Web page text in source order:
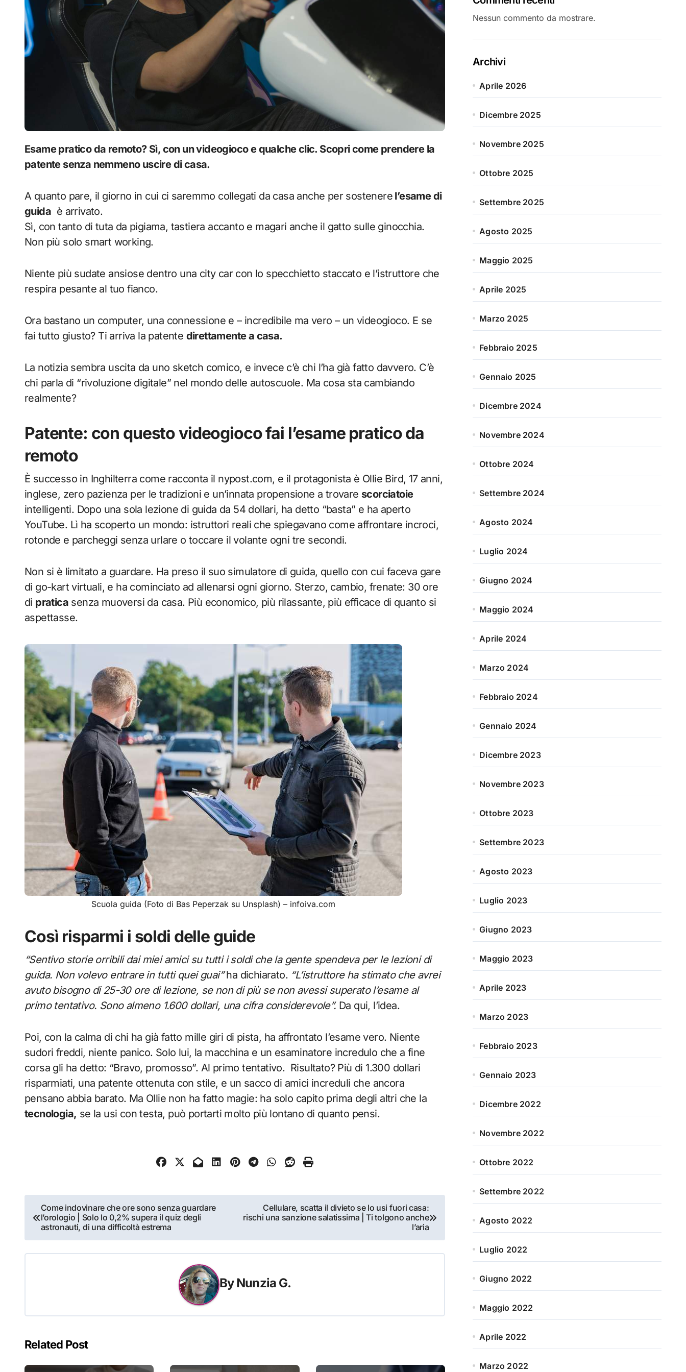
Esame pratico da remoto? Sì, con un videogioco e qualche clic. Scopri come prendere la
patente senza nemmeno uscire di casa.
A quanto pare, il giorno in cui ci saremmo collegati da casa anche per sostenere l’esame di
guida è arrivato.
Sì, con tanto di tuta da pigiama, tastiera accanto e magari anche il gatto sulle ginocchia.
Non più solo smart working.
Niente più sudate ansiose dentro una city car con lo specchietto staccato e l’istruttore che
respira pesante al tuo fianco.
Ora bastano un computer, una connessione e – incredibile ma vero – un videogioco. E se
fai tutto giusto? Ti arriva la patente direttamente a casa.
La notizia sembra uscita da uno sketch comico, e invece c’è chi l’ha già fatto davvero. C’è
chi parla di “rivoluzione digitale” nel mondo delle autoscuole. Ma cosa sta cambiando
realmente?
Patente: con questo videogioco fai l’esame pratico da
remoto
È successo in Inghilterra come racconta il nypost.com, e il protagonista è Ollie Bird, 17 anni,
inglese, zero pazienza per le tradizioni e un’innata propensione a trovare scorciatoie
intelligenti. Dopo una sola lezione di guida da 54 dollari, ha detto “basta” e ha aperto
YouTube. Lì ha scoperto un mondo: istruttori reali che spiegavano come affrontare incroci,
rotonde e parcheggi senza urlare o toccare il volante ogni tre secondi.
Non si è limitato a guardare. Ha preso il suo simulatore di guida, quello con cui faceva gare
di go-kart virtuali, e ha cominciato ad allenarsi ogni giorno. Sterzo, cambio, frenate: 30 ore
di pratica senza muoversi da casa. Più economico, più rilassante, più efficace di quanto si
aspettasse.
Scuola guida (Foto di Bas Peperzak su Unsplash) – infoiva.com
Così risparmi i soldi delle guide
“Sentivo storie orribili dai miei amici su tutti i soldi che la gente spendeva per le lezioni di
guida. Non volevo entrare in tutti quei guai”ha dichiarato. “L’istruttore ha stimato che avrei
avuto bisogno di 25-30 ore di lezione, se non di più se non avessi superato l’esame al
primo tentativo. Sono almeno 1.600 dollari, una cifra considerevole”.Da qui, l’idea.
Poi, con la calma di chi ha già fatto mille giri di pista, ha affrontato l’esame vero. Niente
sudori freddi, niente panico. Solo lui, la macchina e un esaminatore incredulo che a fine
corsa gli ha detto: “Bravo, promosso”. Al primo tentativo. Risultato? Più di 1.300 dollari
risparmiati, una patente ottenuta con stile, e un sacco di amici increduli che ancora
pensano abbia barato. Ma Ollie non ha fatto magie: ha solo capito prima degli altri che la
tecnologia, se la usi con testa, può portarti molto più lontano di quanto pensi.
Navigazione
articoli
Come indovinare che ore sono senza guardare
l’orologio | Solo lo 0,2% supera il quiz degli
astronauti, di una difficoltà estrema
Cellulare, scatta il divieto se lo usi fuori casa:
rischi una sanzione salatissima | Ti tolgono anche
l’aria
ByNunzia G.
Related Post
Nessun commento da mostrare.
Archivi
Aprile 2026
Dicembre 2025
Novembre 2025
Ottobre 2025
Settembre 2025
Agosto 2025
Maggio 2025
Aprile 2025
Marzo 2025
Febbraio 2025
Gennaio 2025
Dicembre 2024
Novembre 2024
Ottobre 2024
Settembre 2024
Agosto 2024
Luglio 2024
Giugno 2024
Maggio 2024
Aprile 2024
Marzo 2024
Febbraio 2024
Gennaio 2024
Dicembre 2023
Novembre 2023
Ottobre 2023
Settembre 2023
Agosto 2023
Luglio 2023
Giugno 2023
Maggio 2023
Aprile 2023
Marzo 2023
Febbraio 2023
Gennaio 2023
Dicembre 2022
Novembre 2022
Ottobre 2022
Settembre 2022
Agosto 2022
Luglio 2022
Giugno 2022
Maggio 2022
Aprile 2022
Marzo 2022